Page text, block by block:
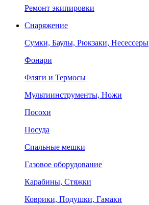
Ремонт экипировки
Снаряжение
Сумки, Баулы, Рюкзаки, Несессеры
Фонари
Фляги и Термосы
Мультиинструменты, Ножи
Посохи
Посуда
Спальные мешки
Газовое оборудование
Карабины, Стяжки
Коврики, Подушки, Гамаки